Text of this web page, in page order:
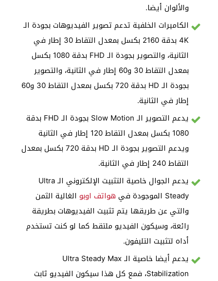
والألوان أيضا.
الكاميرات الخلفية تدعم تصوير الفيديوهات بجودة الـ
4K بدقة 2160 بكسل بمعدل التقاط 30 إطار في
الثانية، والتصوير بجودة الـ FHD بدقة 1080 بكسل
بمعدل التقاط 30 و60 إطار في الثانية، والتصوير
بجودة الـ HD بدقة 720 بكسل بمعدل التقاط 30 و60
إطار في الثانية.
يدعم التصوير الـ Slow Motion بجودة الـ FHD بدقة
1080 بكسل بمعدل التقاط 120 إطار في الثانية
ويدعم التصوير بجودة الـ HD بدقة 720 بكسل بمعدل
التقاط 240 إطار في الثانية.
يدعم الجوال خاصية التثبيت الإلكتروني الـ Ultra
Steady الموجودة في
هواتف اوبو الغالية الثمن
والتي عن طريقها يتم تثبيت الفيديوهات بطريقة
رائعة، وسيكون الفيديو ملتقط كما لو كنت تستخدم
أداه لتثبيت التليفون.
يدعم أيضا خاصية الـ Ultra Steady Max
Stabilization، فمع كل هذا سيكون الفيديو ثابت